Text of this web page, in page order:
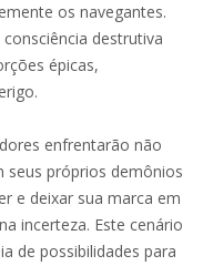
os navegantes.
destrutiva
épicas,
enfrentarão não
seus próprios demônios
e deixar sua marca em
incerteza. Este cenário
de possibilidades para